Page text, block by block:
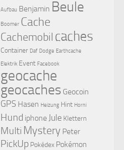
Aufbau Benjamin Beule
Boomer Cache
Cachemobil caches
Container Daf Dodge Earthcache
Elektrik Event Facebook
geocache
geocaches Geocoin
GPS Hasen Heizung Hint Horni
Hund iphone Jule Klettern
Multi Mystery Peter
PickUp Pokédex Pokémon